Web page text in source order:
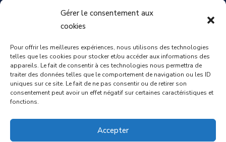
Gérer le consentement aux
cookies
Pour offrir les meilleures expériences, nous utilisons des technologies
telles que les cookies pour stocker et/ou accéder aux informations des
appareils. Le fait de consentir à ces technologies nous permettra de
traiter des données telles que le comportement de navigation ou les ID
uniques sur ce site. Le fait de ne pas consentir ou de retirer son
consentement peut avoir un effet négatif sur certaines caractéristiques et
fonctions.
Accepter
Mardi : 13:30 – 18:00
Mercredi : 08:30 – 12:00 | 14:00 – 17:00
Vendredi : 08:30 – 12:00 | 14:00 – 17:00
Samedi : Fermée
Dimanche : Fermée
Mentions légales